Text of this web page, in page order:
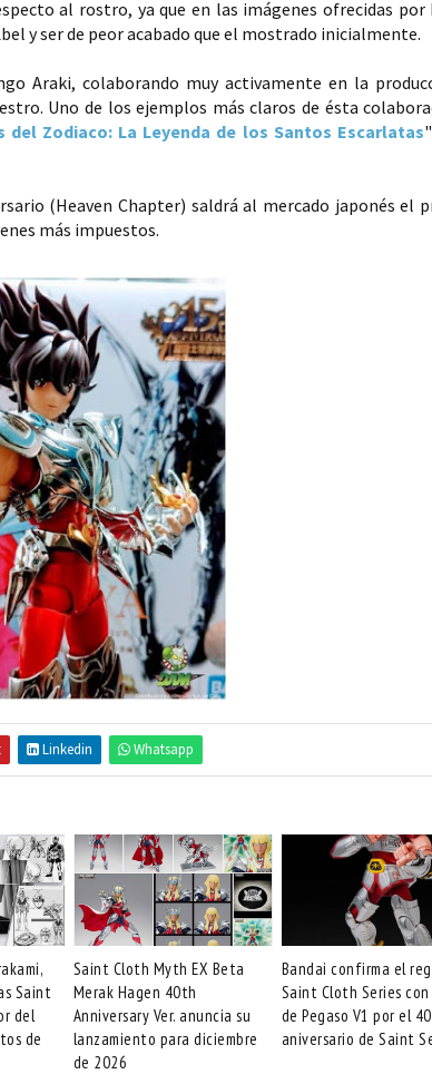
al rostro, ya que en las imágenes ofrecidas por
y ser de peor acabado que el mostrado inicialmente.
Araki, colaborando muy activamente en la
Uno de los ejemplos más claros de ésta
del Zodiaco: La Leyenda de los Santos Escarlatas
(Heaven Chapter) saldrá al mercado japonés el
más impuestos.
Linkedin Whatsapp
Saint
del
de
Saint Cloth Myth EX Beta
Merak Hagen 40th
Anniversary Ver. anuncia su
lanzamiento para diciembre
de 2026
Bandai confirma el
Saint Cloth Series con
de Pegaso V1 por el 40
aniversario de Saint